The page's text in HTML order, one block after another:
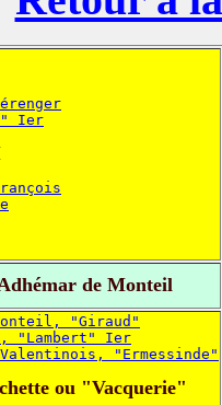
Ier
de Monteil
"Giraud"
"Lambert" Ier
"Ermessinde"
ou "Vacquerie"